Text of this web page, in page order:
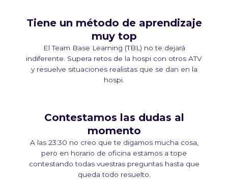
Tiene un método de aprendizaje
muy top
El Team Base Learning (TBL) no te dejará
indiferente. Supera retos de la hospi con otros ATV
y resuelve situaciones realistas que se dan en la
hospi.
Contestamos las dudas al
momento
A las 23:30 no creo que te digamos mucha cosa,
pero en horario de oficina estamos a tope
contestando todas vuestras preguntas hasta que
queda todo resuelto.